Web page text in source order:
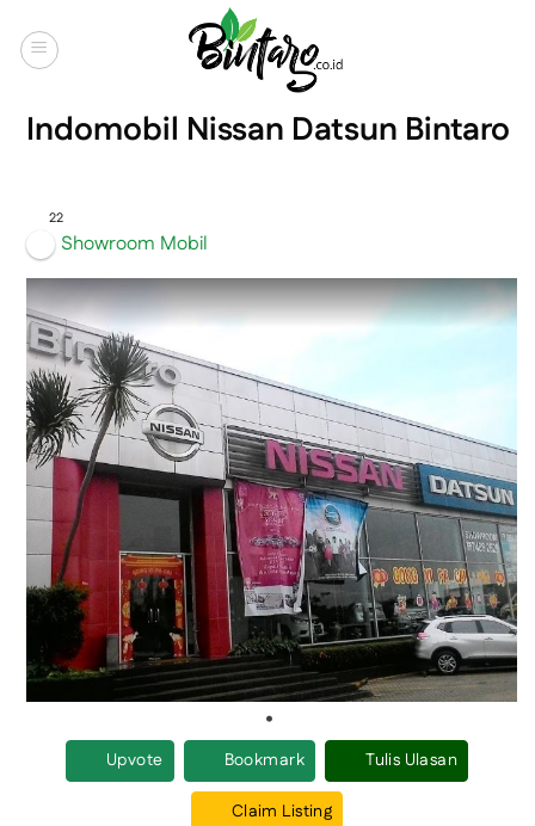
content
Indomobil Nissan Datsun Bintaro
22
Showroom Mobil
Upvote Bookmark Tulis Ulasan
Claim Listing